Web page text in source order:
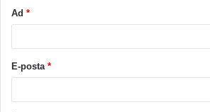
Ad *
E-posta *